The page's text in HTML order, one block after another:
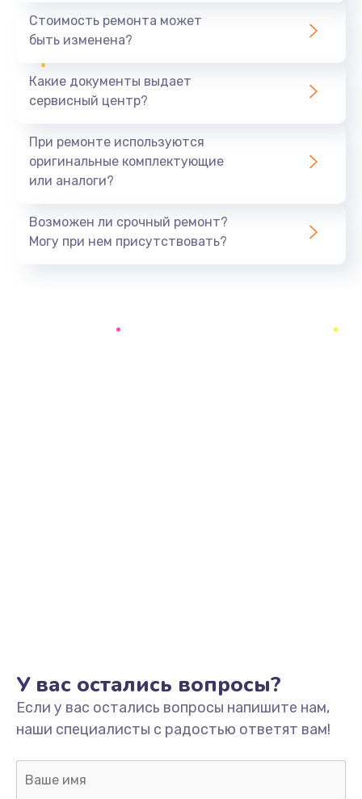
Стоимость ремонта может
быть изменена?
Какие документы выдает
сервисный центр?
При ремонте используются
оригинальные комплектующие
или аналоги?
Возможен ли срочный ремонт?
Могу при нем присутствовать?
У вас остались вопросы?
Если у вас остались вопросы напишите нам,
наши специалисты с радостью ответят вам!